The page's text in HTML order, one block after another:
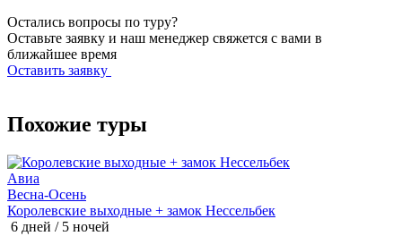
Остались вопросы по туру?
Оставьте заявку и наш менеджер свяжется с вами в
ближайшее время
Оставить заявку
Похожие туры
Авиа
Весна-Осень
Королевские выходные + замок Нессельбек
6 дней / 5 ночей